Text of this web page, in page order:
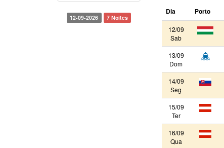
12-09-2026 7 Noites
Dia Porto
12/09
Sab
13/09
Dom
14/09
Seg
15/09
Ter
16/09
Qua